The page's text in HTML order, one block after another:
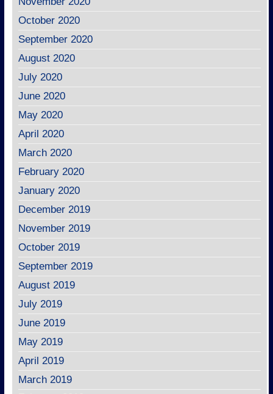
October 2020
September 2020
August 2020
July 2020
June 2020
May 2020
April 2020
March 2020
February 2020
January 2020
December 2019
November 2019
October 2019
September 2019
August 2019
July 2019
June 2019
May 2019
April 2019
March 2019